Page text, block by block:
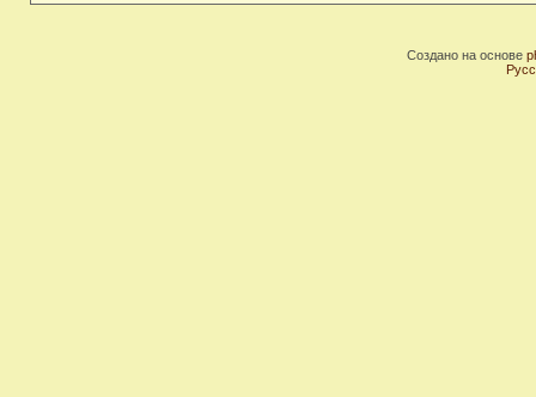
Создано на основе